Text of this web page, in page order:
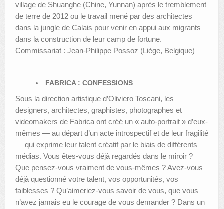
village de Shuanghe (Chine, Yunnan) après le tremblement
de terre de 2012 ou le travail mené par des architectes
dans la jungle de Calais pour venir en appui aux migrants
dans la construction de leur camp de fortune.
Commissariat : Jean-Philippe Possoz (Liège, Belgique)
FABRICA : CONFESSIONS
Sous la direction artistique d’Oliviero Toscani, les
designers, architectes, graphistes, photographes et
videomakers de Fabrica ont créé un « auto-portrait » d’eux-
mêmes — au départ d’un acte introspectif et de leur fragilité
— qui exprime leur talent créatif par le biais de différents
médias. Vous êtes-vous déjà regardés dans le miroir ?
Que pensez-vous vraiment de vous-mêmes ? Avez-vous
déjà questionné votre talent, vos opportunités, vos
faiblesses ? Qu’aimeriez-vous savoir de vous, que vous
n’avez jamais eu le courage de vous demander ? Dans un